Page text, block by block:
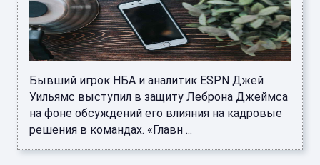
Бывший игрок НБА и аналитик ESPN Джей
Уильямс выступил в защиту Леброна Джеймса
на фоне обсуждений его влияния на кадровые
решения в командах. «Главн ...